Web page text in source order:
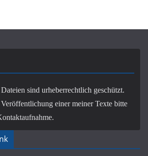
sind urheberrechtlich geschützt.
einer meiner Texte bitte